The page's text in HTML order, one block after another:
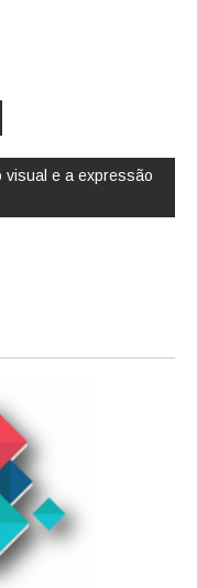
visual e a expressão